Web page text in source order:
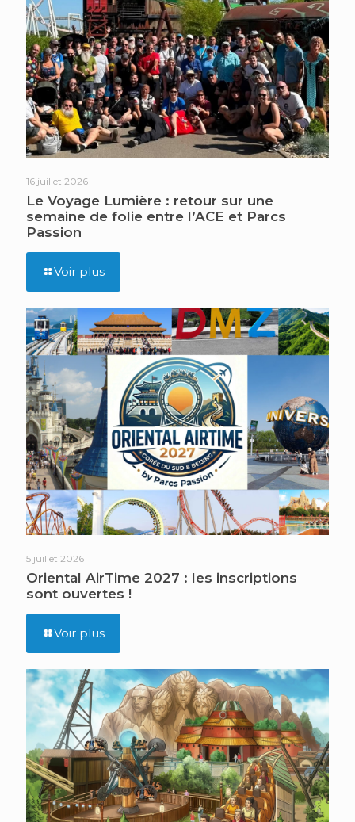
16 juillet 2026
Le Voyage Lumière : retour sur une
semaine de folie entre l’ACE et Parcs
Passion
Voir plus
5 juillet 2026
Oriental AirTime 2027 : les inscriptions
sont ouvertes !
Voir plus